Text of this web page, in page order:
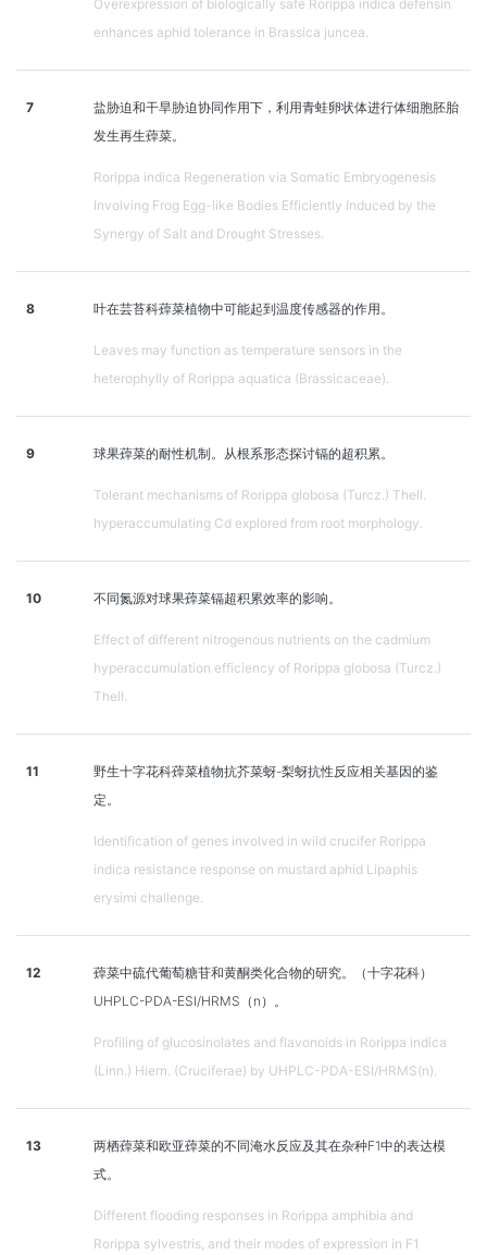
Overexpression of biologically safe Rorippa indica defensin
enhances aphid tolerance in Brassica juncea.
7
盐胁迫和干旱胁迫协同作用下，利用青蛙卵状体进行体细胞胚胎
发生再生蔊菜。
Rorippa indica Regeneration via Somatic Embryogenesis
Involving Frog Egg-like Bodies Efficiently Induced by the
Synergy of Salt and Drought Stresses.
8 叶在芸苔科蔊菜植物中可能起到温度传感器的作用。
Leaves may function as temperature sensors in the
heterophylly of Rorippa aquatica (Brassicaceae).
9 球果蔊菜的耐性机制。从根系形态探讨镉的超积累。
Tolerant mechanisms of Rorippa globosa (Turcz.) Thell.
hyperaccumulating Cd explored from root morphology.
10 不同氮源对球果蔊菜镉超积累效率的影响。
Effect of different nitrogenous nutrients on the cadmium
hyperaccumulation efficiency of Rorippa globosa (Turcz.)
Thell.
11
野生十字花科蔊菜植物抗芥菜蚜-梨蚜抗性反应相关基因的鉴
定。
Identification of genes involved in wild crucifer Rorippa
indica resistance response on mustard aphid Lipaphis
erysimi challenge.
12
蔊菜中硫代葡萄糖苷和黄酮类化合物的研究。（十字花科）
UHPLC-PDA-ESI/HRMS（n）。
Profiling of glucosinolates and flavonoids in Rorippa indica
(Linn.) Hiern. (Cruciferae) by UHPLC-PDA-ESI/HRMS(n).
13
两栖蔊菜和欧亚蔊菜的不同淹水反应及其在杂种F1中的表达模
式。
Different flooding responses in Rorippa amphibia and
Rorippa sylvestris, and their modes of expression in F1